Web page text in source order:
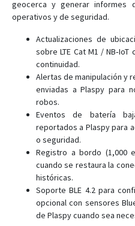
LL702
MT200
PG201
PL200
PL601
Qbit M
TR02
TR06
VG102
VG502
VL101
geocerca y generar informes
operativos y de seguridad.
Actualizaciones de
sobre LTE Cat M1 /
continuidad.
Alertas de manipulación y
enviadas a Plaspy para
robos.
Eventos de batería
reportados a Plaspy para
o seguridad.
Registro a bordo (1,000
cuando se restaura la
históricas.
Soporte BLE 4.2 para
opcional con sensores
de Plaspy cuando sea